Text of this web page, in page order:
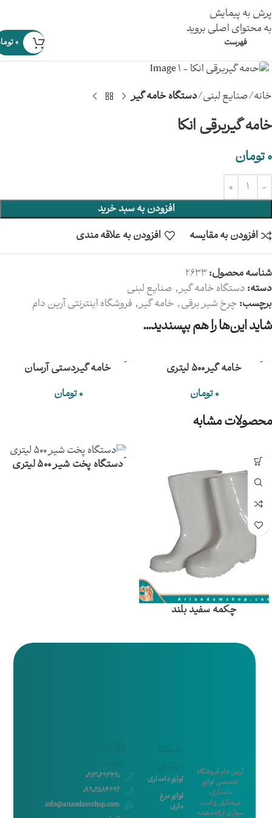
پرش به پیمایش
به محتوای اصلی بروید
فهرست 0
خانه صنایع لبنی دستگاه خامه گیر
خامه گیربرقی انکا
0تومان
افزودن به سبد خرید
افزودن به مقایسه
افزودن به علاقه مندی
شناسه محصول:2633
دسته:دستگاه خامه گیر, صنایع لبنی
برچسب:چرخ شیر برقی, خامه گیر, فروشگاه اینترنتی آرین دام
شاید این‌ها را هم بپسندید…
خامه گیر500 لیتری
0تومان
خامه گیردستی آرسان
0تومان
محصولات مشابه
چکمه سفید بلند
دستگاه پخت شیر ۵۰۰ لیتری
آرین دام فروشگاه
تخصصی لوازم
دامداری،
مرغداری و اسب‌
سواری ارائه‌دهنده
لوازم دامداری
لوازم مرغ
داری
09130693420
09902584692
info@ariandamshop.com